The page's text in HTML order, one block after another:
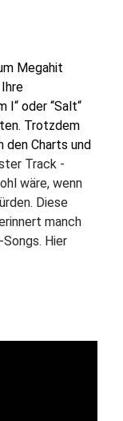
Megahit
I“ oder “Salt“
Trotzdem
den Charts und
Track -
wäre, wenn
Diese
manch
Hier